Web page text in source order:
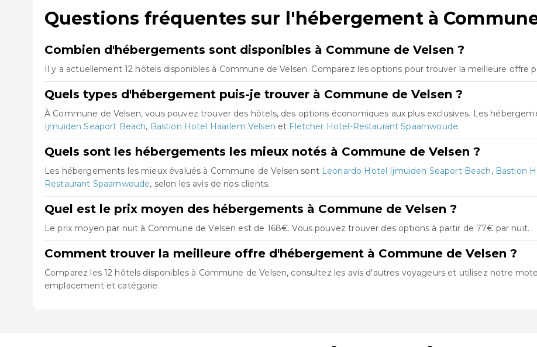
Questions fréquentes sur l'hébergement à
Combien d'hébergements sont disponibles à Commune de Velsen ?
Il y a actuellement 12 hôtels disponibles à Commune de Velsen. Comparez les options pour trouver la meilleure offre
Quels types d'hébergement puis-je trouver à Commune de Velsen ?
À Commune de Velsen, vous pouvez trouver des hôtels, des options économiques aux plus exclusives. Les
Ijmuiden Seaport Beach, Bastion Hotel Haarlem Velsen et Fletcher Hotel-Restaurant Spaarnwoude.
Quels sont les hébergements les mieux notés à Commune de Velsen ?
Les hébergements les mieux évalués à Commune de Velsen sont Leonardo Hotel Ijmuiden Seaport Beach, Bastion
Restaurant Spaarnwoude, selon les avis de nos clients.
Quel est le prix moyen des hébergements à Commune de Velsen ?
Le prix moyen par nuit à Commune de Velsen est de 168€. Vous pouvez trouver des options à partir de 77€ par nuit.
Comment trouver la meilleure offre d'hébergement à Commune de Velsen ?
Comparez les 12 hôtels disponibles à Commune de Velsen, consultez les avis d'autres voyageurs et utilisez notre
emplacement et catégorie.